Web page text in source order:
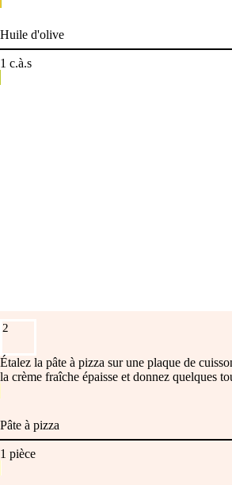
Huile d'olive
1 c.à.s
2
Étalez la pâte à pizza sur une plaque de
la crème fraîche épaisse et donnez quelques
Pâte à pizza
1 pièce